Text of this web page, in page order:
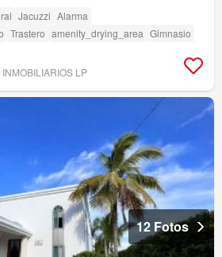
Jacuzzi Alarma
Trastero amenity_drying_area Gimnasio
LP
12 Fotos